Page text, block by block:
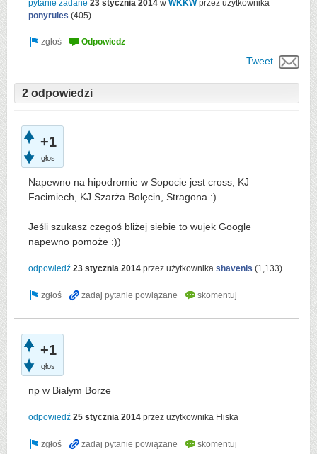
pytanie zadane 23 stycznia 2014 w WKKW przez użytkownika
ponyrules (405)
Tweet
2 odpowiedzi
+1
głos
Napewno na hipodromie w Sopocie jest cross, KJ
Facimiech, KJ Szarża Bolęcin, Stragona :)
Jeśli szukasz czegoś bliżej siebie to wujek Google
napewno pomoże :))
odpowiedź 23 stycznia 2014 przez użytkownika shavenis (1,133)
+1
głos
np w Białym Borze
odpowiedź 25 stycznia 2014 przez użytkownika Fliska